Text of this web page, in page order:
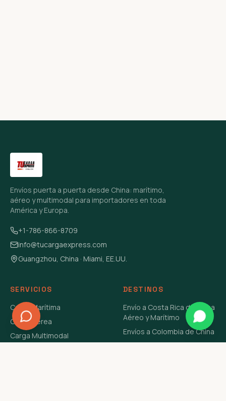
Envíos puerta a puerta desde China: marítimo,
aéreo y multimodal para importadores en toda
América y Europa.
+1-786-866-8709
info@tucargaexpress.com
Guangzhou, China · Miami, EE.UU.
SERVICIOS
Carga Marítima
Carga Aérea
Carga Multimodal
DESTINOS
Envío a Costa Rica de China
Aéreo y Marítimo
Envíos a Colombia de China